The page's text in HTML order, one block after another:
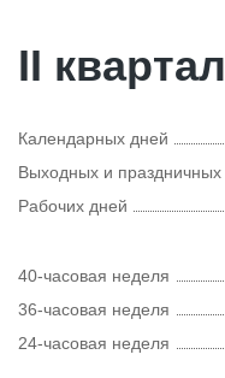
II квартал
Календарных дней
Выходных и праздничных
Рабочих дней
40-часовая неделя
36-часовая неделя
24-часовая неделя